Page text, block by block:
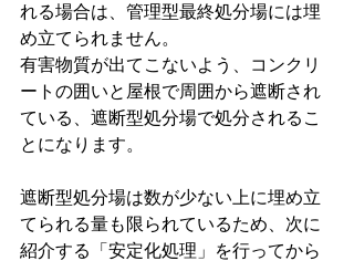
れる場合は、管理型最終処分場には埋
め立てられません。
有害物質が出てこないよう、コンクリ
ートの囲いと屋根で周囲から遮断され
ている、遮断型処分場で処分されるこ
とになります。
遮断型処分場は数が少ない上に埋め立
てられる量も限られているため、次に
紹介する「安定化処理」を行ってから